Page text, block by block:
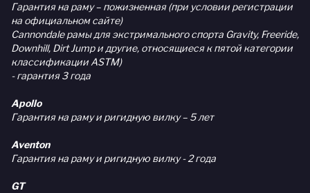
Гарантия на раму – пожизненная (при условии регистрации
на официальном сайте)
Cannondale рамы для экстримального спорта Gravity, Freeride,
Downhill, Dirt Jump и другие, относящиеся к пятой категории
классификации ASTM)
- гарантия 3 года
Apollo
Гарантия на раму и ригидную вилку – 5 лет
Aventon
Гарантия на раму и ригидную вилку - 2 года
GT